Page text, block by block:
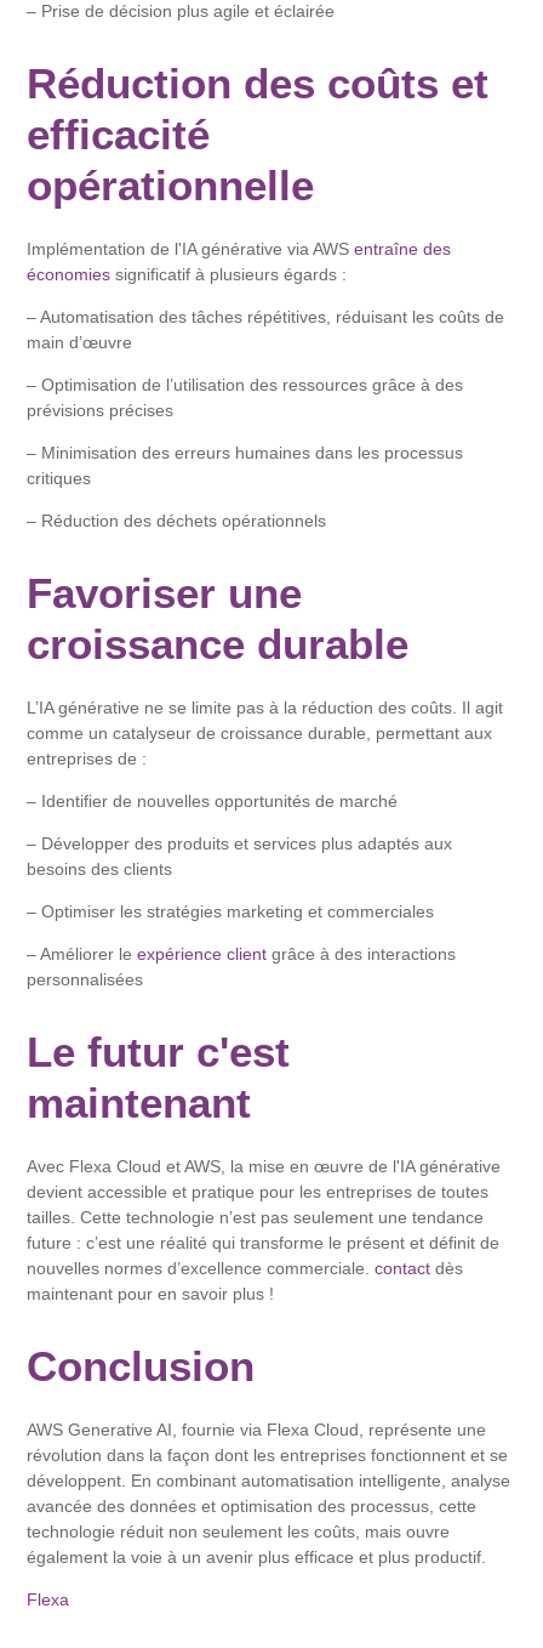
– Prise de décision plus agile et éclairée
Réduction des coûts et
efficacité
opérationnelle
Implémentation de l'IA générative via AWSentraîne des
économies significatif à plusieurs égards :
– Automatisation des tâches répétitives, réduisant les coûts de
main d’œuvre
– Optimisation de l’utilisation des ressources grâce à des
prévisions précises
– Minimisation des erreurs humaines dans les processus
critiques
– Réduction des déchets opérationnels
Favoriser une
croissance durable
L’IA générative ne se limite pas à la réduction des coûts. Il agit
comme un catalyseur de croissance durable, permettant aux
entreprises de :
– Identifier de nouvelles opportunités de marché
– Développer des produits et services plus adaptés aux
besoins des clients
– Optimiser les stratégies marketing et commerciales
– Améliorer le expérience clientgrâce à des interactions
personnalisées
Le futur c'est
maintenant
Avec Flexa Cloud et AWS, la mise en œuvre de l'IA générative
devient accessible et pratique pour les entreprises de toutes
tailles. Cette technologie n’est pas seulement une tendance
future : c’est une réalité qui transforme le présent et définit de
nouvelles normes d’excellence commerciale.contact dès
maintenant pour en savoir plus !
Conclusion
AWS Generative AI, fournie via Flexa Cloud, représente une
révolution dans la façon dont les entreprises fonctionnent et se
développent. En combinant automatisation intelligente, analyse
avancée des données et optimisation des processus, cette
technologie réduit non seulement les coûts, mais ouvre
également la voie à un avenir plus efficace et plus productif.
Flexa